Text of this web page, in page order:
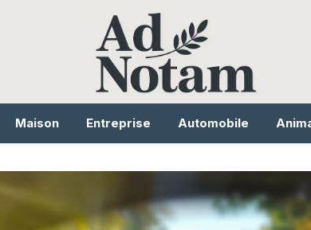
Maison Entreprise Automobile